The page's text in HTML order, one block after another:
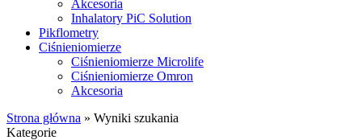
Akcesoria
Inhalatory PiC Solution
Pikflometry
Ciśnieniomierze
Ciśnieniomierze Microlife
Ciśnieniomierze Omron
Akcesoria
Strona główna » Wyniki szukania
Kategorie